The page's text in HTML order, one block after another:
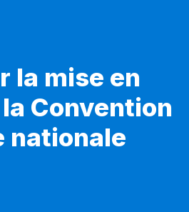
la mise en
Convention
nationale